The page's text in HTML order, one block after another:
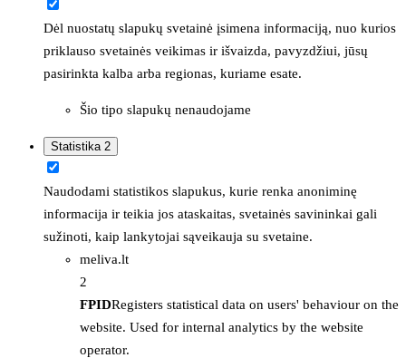
Dėl nuostatų slapukų svetainė įsimena informaciją, nuo kurios
priklauso svetainės veikimas ir išvaizda, pavyzdžiui, jūsų
pasirinkta kalba arba regionas, kuriame esate.
Šio tipo slapukų nenaudojame
Statistika 2
Naudodami statistikos slapukus, kurie renka anoniminę
informacija ir teikia jos ataskaitas, svetainės savininkai gali
sužinoti, kaip lankytojai sąveikauja su svetaine.
meliva.lt
2
FPIDRegisters statistical data on users' behaviour on the
website. Used for internal analytics by the website
operator.